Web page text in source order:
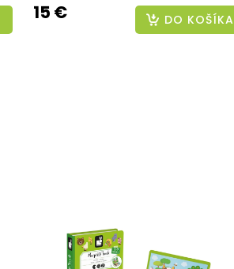
15 € DO KOŠÍKA